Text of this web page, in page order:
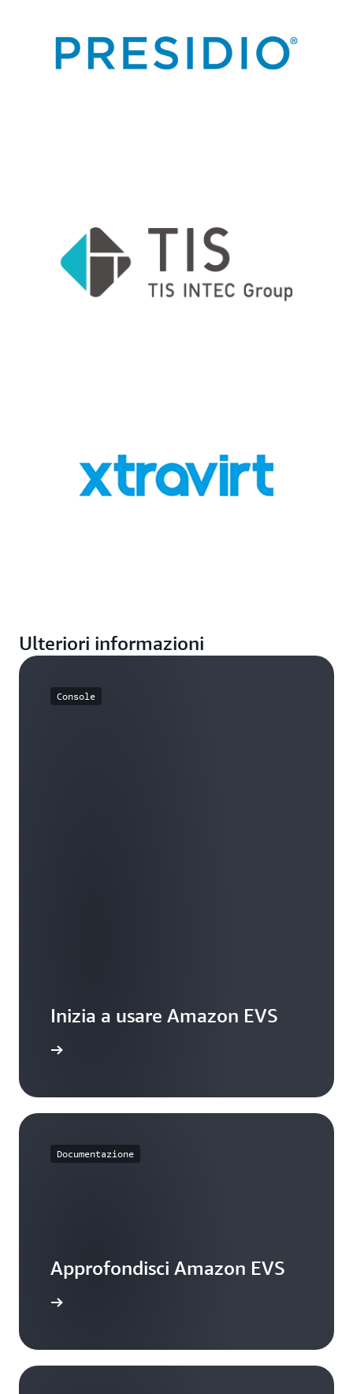
Ulteriori informazioni
Console
Inizia a usare Amazon EVS
Documentazione
Approfondisci Amazon EVS